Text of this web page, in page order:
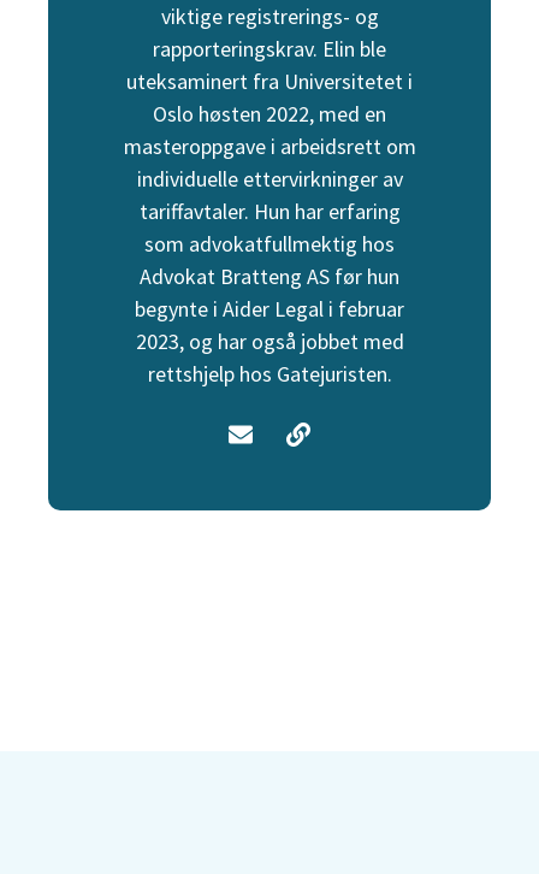
viktige registrerings- og
rapporteringskrav. Elin ble
uteksaminert fra Universitetet i
Oslo høsten 2022, med en
masteroppgave i arbeidsrett om
individuelle ettervirkninger av
tariffavtaler. Hun har erfaring
som advokatfullmektig hos
Advokat Bratteng AS før hun
begynte i Aider Legal i februar
2023, og har også jobbet med
rettshjelp hos Gatejuristen.